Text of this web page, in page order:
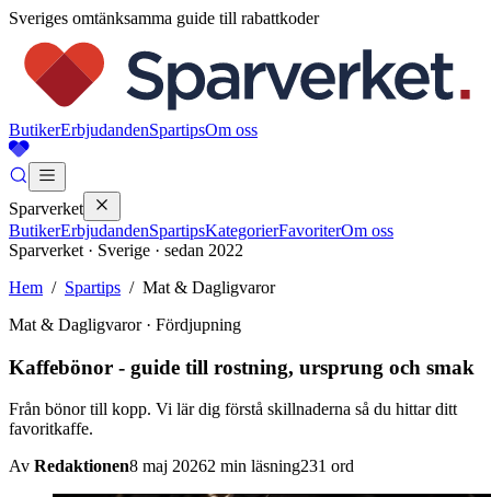
Sveriges omtänksamma guide till rabattkoder
ButikerErbjudandenSpartipsOm oss
Sparverket
ButikerErbjudandenSpartipsKategorierFavoriterOm oss
Sparverket · Sverige · sedan 2022
Hem / Spartips / Mat & Dagligvaror
Mat & Dagligvaror· Fördjupning
Kaffebönor - guide till rostning, ursprung och smak
Från bönor till kopp. Vi lär dig förstå skillnaderna så du hittar ditt
favoritkaffe.
Av Redaktionen8 maj 20262 min läsning231 ord